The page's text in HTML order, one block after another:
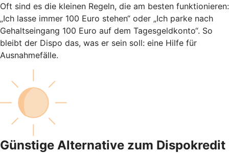
Oft sind es die kleinen Regeln, die am besten funktionieren:
„Ich lasse immer 100 Euro stehen“ oder „Ich parke nach
Gehaltseingang 100 Euro auf dem Tagesgeldkonto“. So
bleibt der Dispo das, was er sein soll: eine Hilfe für
Ausnahmefälle.
Günstige Alternative zum Dispokredit